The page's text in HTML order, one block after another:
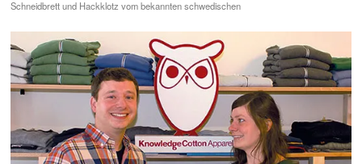
Schneidbrett und Hackklotz vom bekannten schwedischen